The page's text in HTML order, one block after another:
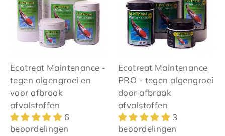
Ecotreat Maintenance -
tegen algengroei en
voor afbraak
afvalstoffen
6
beoordelingen
Ecotreat Maintenance
PRO - tegen algengroei
door afbraak
afvalstoffen
3
beoordelingen